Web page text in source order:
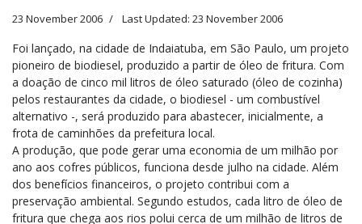
23 November 2006 Last Updated: 23 November 2006
Foi lançado, na cidade de Indaiatuba, em São Paulo, um projeto
pioneiro de biodiesel, produzido a partir de óleo de fritura. Com
a doação de cinco mil litros de óleo saturado (óleo de cozinha)
pelos restaurantes da cidade, o biodiesel - um combustível
alternativo -, será produzido para abastecer, inicialmente, a
frota de caminhões da prefeitura local.
A produção, que pode gerar uma economia de um milhão por
ano aos cofres públicos, funciona desde julho na cidade. Além
dos benefícios financeiros, o projeto contribui com a
preservação ambiental. Segundo estudos, cada litro de óleo de
fritura que chega aos rios polui cerca de um milhão de litros de